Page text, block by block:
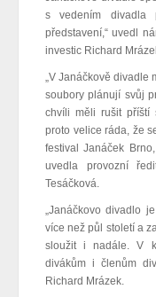
s vedením divadla
představení,“ uvedl
investic Richard
„V Janáčkově divadle
soubory plánují svůj
chvíli měli rušit příští
proto velice ráda, že
festival Janáček
uvedla provozní
Tesáčková.
„Janáčkovo divadlo
více než půl století a
sloužit i nadále. V
divákům i členům
Richard Mrázek.